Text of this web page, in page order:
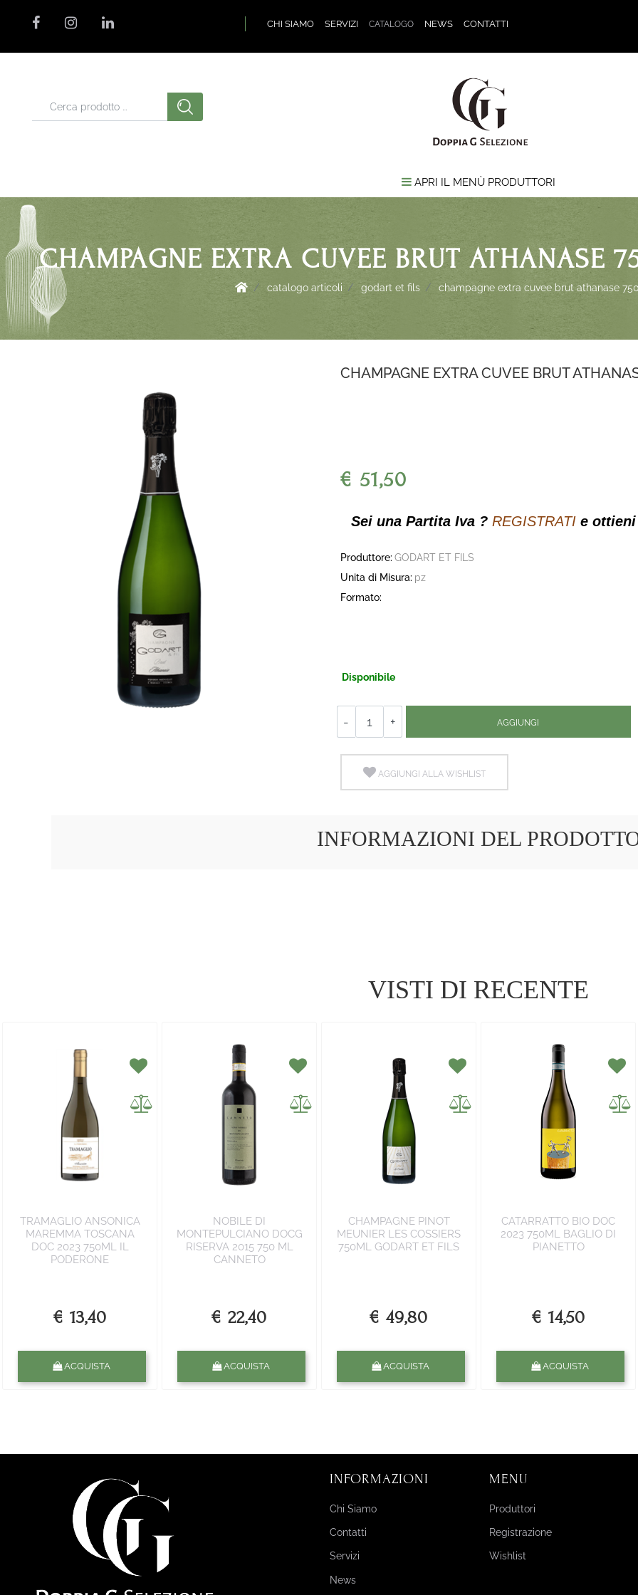
CHI SIAMO SERVIZI CATALOGO NEWS CONTATTI
APRI IL MENÙ PRODUTTORI
CHAMPAGNE EXTRA CUVEE BRUT ATHANASE
catalogo articoli godart et fils champagne extra cuvee brut athanase
CHAMPAGNE EXTRA CUVEE BRUT
€ 51,50
Sei una Partita Iva ? REGISTRATI e
Produttore: GODART ET FILS
Unita di Misura: pz
Formato:
Disponibile
AGGIUNGI
AGGIUNGI ALLA WISHLIST
INFORMAZIONI DEL
VISTI DI RECENTE
TRAMAGLIO ANSONICA
MAREMMA TOSCANA
DOC 2023 750ML IL
PODERONE
€ 13,40
ACQUISTA
NOBILE DI
MONTEPULCIANO DOCG
RISERVA 2015 750 ML
CANNETO
€ 22,40
ACQUISTA
CHAMPAGNE PINOT
MEUNIER LES COSSIERS
750ML GODART ET FILS
€ 49,80
ACQUISTA
CATARRATTO BIO DOC
2023 750ML BAGLIO DI
PIANETTO
€ 14,50
ACQUISTA
INFORMAZIONI
Chi Siamo
Contatti
Servizi
News
MENU
Produttori
Registrazione
Wishlist